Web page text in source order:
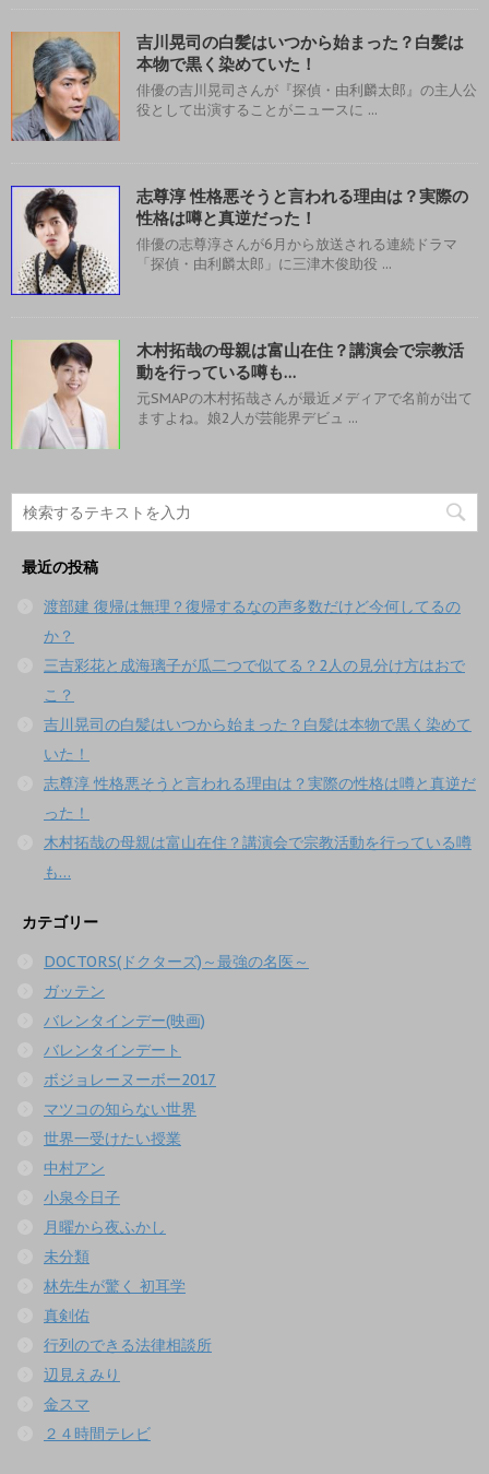
吉川晃司の白髪はいつから始まった？白髪は
本物で黒く染めていた！
俳優の吉川晃司さんが『探偵・由利麟太郎』の主人公
役として出演することがニュースに ...
志尊淳 性格悪そうと言われる理由は？実際の
性格は噂と真逆だった！
俳優の志尊淳さんが6月から放送される連続ドラマ
「探偵・由利麟太郎」に三津木俊助役 ...
木村拓哉の母親は富山在住？講演会で宗教活
動を行っている噂も…
元SMAPの木村拓哉さんが最近メディアで名前が出て
ますよね。娘2人が芸能界デビュ ...
最近の投稿
渡部建 復帰は無理？復帰するなの声多数だけど今何してるの
か？
三吉彩花と成海璃子が瓜二つで似てる？2人の見分け方はおで
こ？
吉川晃司の白髪はいつから始まった？白髪は本物で黒く染めて
いた！
志尊淳 性格悪そうと言われる理由は？実際の性格は噂と真逆だ
った！
木村拓哉の母親は富山在住？講演会で宗教活動を行っている噂
も…
カテゴリー
DOCTORS(ドクターズ)～最強の名医～
ガッテン
バレンタインデー(映画)
バレンタインデート
ボジョレーヌーボー2017
マツコの知らない世界
世界一受けたい授業
中村アン
小泉今日子
月曜から夜ふかし
未分類
林先生が驚く 初耳学
真剣佑
行列のできる法律相談所
辺見えみり
金スマ
２４時間テレビ